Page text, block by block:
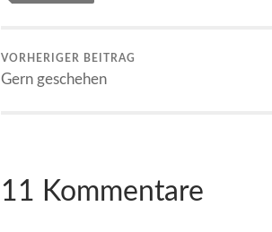
VORHERIGER BEITRAG
Gern geschehen
11 Kommentare